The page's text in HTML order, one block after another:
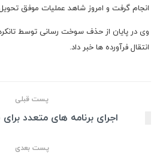
انجام گرفت و امروز شاهد عملیات موفق
وی در پایان از حذف سوخت رسانی توسط
انتقال فرآورده ها خبر داد.
پست قبلی
اجرای برنامه های متعدد
پست بعدی